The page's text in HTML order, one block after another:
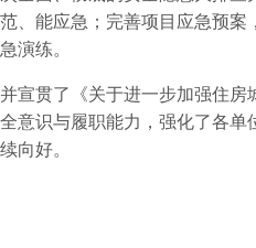
、能应急；完善项目应急预
演练。
宣贯了《关于进一步加强住
意识与履职能力，强化了各
向好。